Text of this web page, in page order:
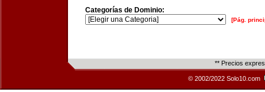
Categorías de Dominio:
[Pág.
** Precios
© 2002/2022 Solo10.com